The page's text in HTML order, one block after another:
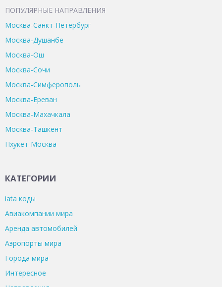
ПОПУЛЯРНЫЕ НАПРАВЛЕНИЯ
Москва-Санкт-Петербург
Москва-Душанбе
Москва-Ош
Москва-Сочи
Москва-Симферополь
Москва-Ереван
Москва-Махачкала
Москва-Ташкент
Пхукет-Москва
КАТЕГОРИИ
iata коды
Авиакомпании мира
Аренда автомобилей
Аэропорты мира
Города мира
Интересное